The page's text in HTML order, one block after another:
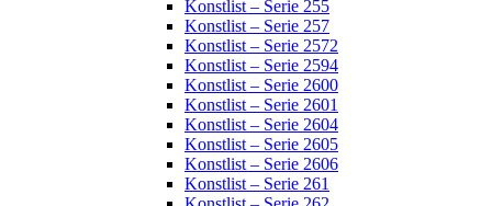
Konstlist – Serie 255
Konstlist – Serie 257
Konstlist – Serie 2572
Konstlist – Serie 2594
Konstlist – Serie 2600
Konstlist – Serie 2601
Konstlist – Serie 2604
Konstlist – Serie 2605
Konstlist – Serie 2606
Konstlist – Serie 261